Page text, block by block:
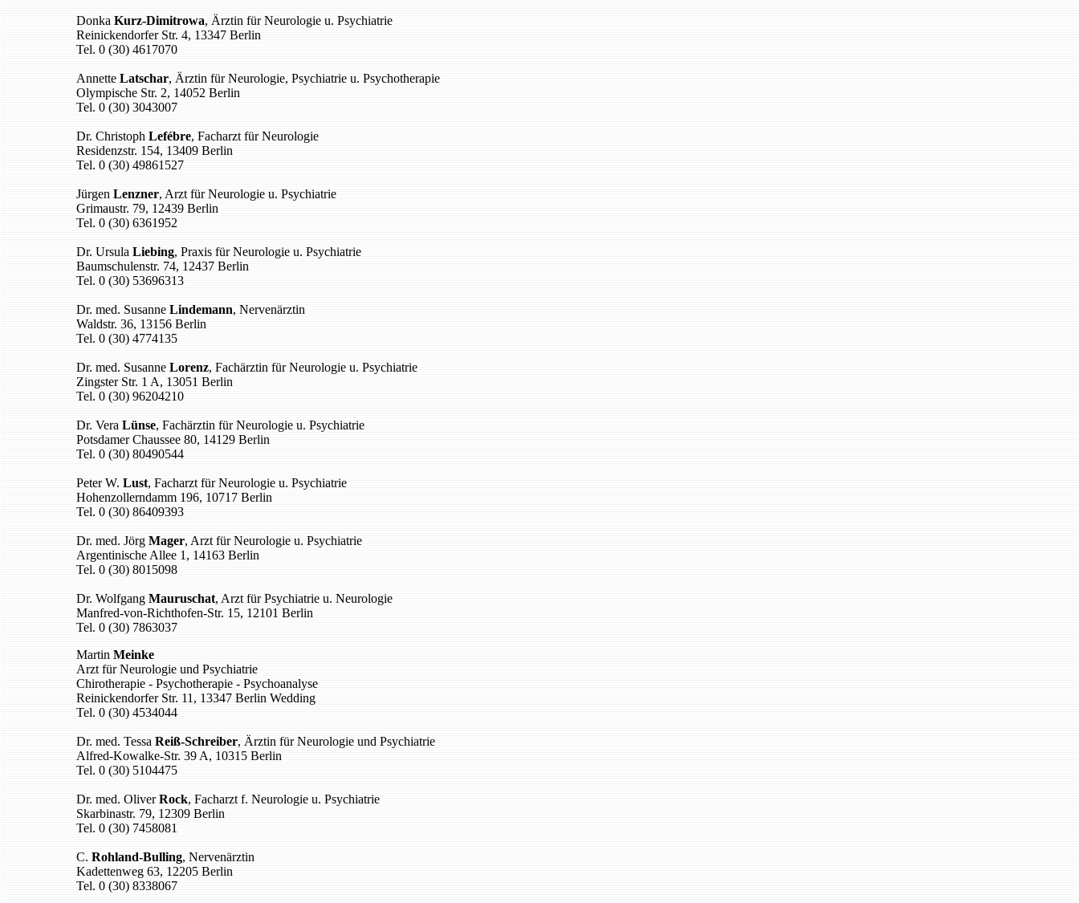
Donka Kurz-Dimitrowa, Ärztin für Neurologie u. Psychiatrie
Reinickendorfer Str. 4, 13347 Berlin
Tel. 0 (30) 4617070
Annette Latschar, Ärztin für Neurologie, Psychiatrie u. Psychotherapie
Olympische Str. 2, 14052 Berlin
Tel. 0 (30) 3043007
Dr. Christoph Lefébre, Facharzt für Neurologie
Residenzstr. 154, 13409 Berlin
Tel. 0 (30) 49861527
Jürgen Lenzner, Arzt für Neurologie u. Psychiatrie
Grimaustr. 79, 12439 Berlin
Tel. 0 (30) 6361952
Dr. Ursula Liebing, Praxis für Neurologie u. Psychiatrie
Baumschulenstr. 74, 12437 Berlin
Tel. 0 (30) 53696313
Dr. med. Susanne Lindemann, Nervenärztin
Waldstr. 36, 13156 Berlin
Tel. 0 (30) 4774135
Dr. med. Susanne Lorenz, Fachärztin für Neurologie u. Psychiatrie
Zingster Str. 1 A, 13051 Berlin
Tel. 0 (30) 96204210
Dr. Vera Lünse, Fachärztin für Neurologie u. Psychiatrie
Potsdamer Chaussee 80, 14129 Berlin
Tel. 0 (30) 80490544
Peter W. Lust, Facharzt für Neurologie u. Psychiatrie
Hohenzollerndamm 196, 10717 Berlin
Tel. 0 (30) 86409393
Dr. med. Jörg Mager, Arzt für Neurologie u. Psychiatrie
Argentinische Allee 1, 14163 Berlin
Tel. 0 (30) 8015098
Dr. Wolfgang Mauruschat, Arzt für Psychiatrie u. Neurologie
Manfred-von-Richthofen-Str. 15, 12101 Berlin
Tel. 0 (30) 7863037
Martin Meinke
Arzt für Neurologie und Psychiatrie
Chirotherapie - Psychotherapie - Psychoanalyse
Reinickendorfer Str. 11, 13347 Berlin Wedding
Tel. 0 (30) 4534044
Dr. med. Tessa Reiß-Schreiber, Ärztin für Neurologie und Psychiatrie
Alfred-Kowalke-Str. 39 A, 10315 Berlin
Tel. 0 (30) 5104475
Dr. med. OliverRock, Facharzt f. Neurologie u. Psychiatrie
Skarbinastr. 79, 12309 Berlin
Tel. 0 (30) 7458081
C. Rohland-Bulling, Nervenärztin
Kadettenweg 63, 12205 Berlin
Tel. 0 (30) 8338067